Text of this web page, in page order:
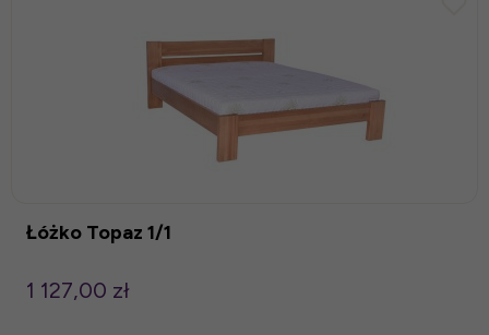
Łóżko Topaz 1/1
1 127,00 zł